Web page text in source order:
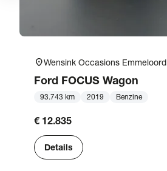
location_onWensink Occasions Emmeloord
Ford FOCUS Wagon
93.743 km 2019 Benzine
€ 12.835
Details